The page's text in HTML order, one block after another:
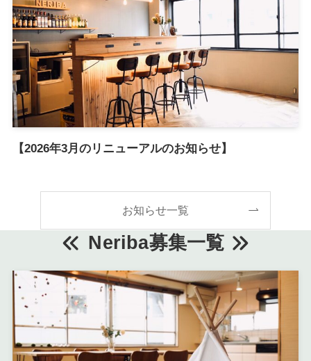
【2026年3月のリニューアルのお知らせ】
お知らせ一覧
Neriba募集一覧